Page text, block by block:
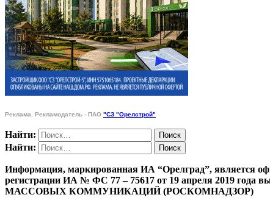
Реклама. Рекламодатель - ПАО "СЗ "Орелстрой"
Найти:
Найти:
Информация, маркированная ИА “Орелград”, является
регистрации ИА № ФС 77 – 75617 от 19 апреля
МАССОВЫХ КОММУНИКАЦИЙ (РОСКОМНАДЗОР)